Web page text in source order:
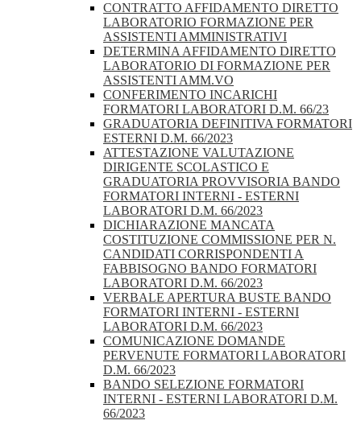
CONTRATTO AFFIDAMENTO DIRETTO
LABORATORIO FORMAZIONE PER
ASSISTENTI AMMINISTRATIVI
DETERMINA AFFIDAMENTO DIRETTO
LABORATORIO DI FORMAZIONE PER
ASSISTENTI AMM.VO
CONFERIMENTO INCARICHI
FORMATORI LABORATORI D.M. 66/23
GRADUATORIA DEFINITIVA FORMATORI
ESTERNI D.M. 66/2023
ATTESTAZIONE VALUTAZIONE
DIRIGENTE SCOLASTICO E
GRADUATORIA PROVVISORIA BANDO
FORMATORI INTERNI - ESTERNI
LABORATORI D.M. 66/2023
DICHIARAZIONE MANCATA
COSTITUZIONE COMMISSIONE PER N.
CANDIDATI CORRISPONDENTI A
FABBISOGNO BANDO FORMATORI
LABORATORI D.M. 66/2023
VERBALE APERTURA BUSTE BANDO
FORMATORI INTERNI - ESTERNI
LABORATORI D.M. 66/2023
COMUNICAZIONE DOMANDE
PERVENUTE FORMATORI LABORATORI
D.M. 66/2023
BANDO SELEZIONE FORMATORI
INTERNI - ESTERNI LABORATORI D.M.
66/2023